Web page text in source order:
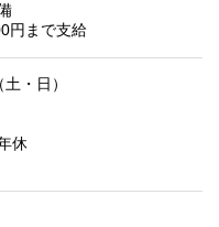
円まで支給
・日）
休